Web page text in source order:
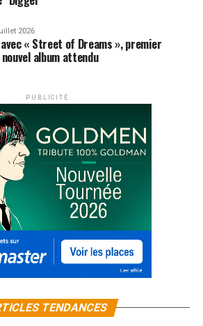
2026
« Street of Dreams », premier
nouvel album attendu
PUBLICITÉ
TENDANCES